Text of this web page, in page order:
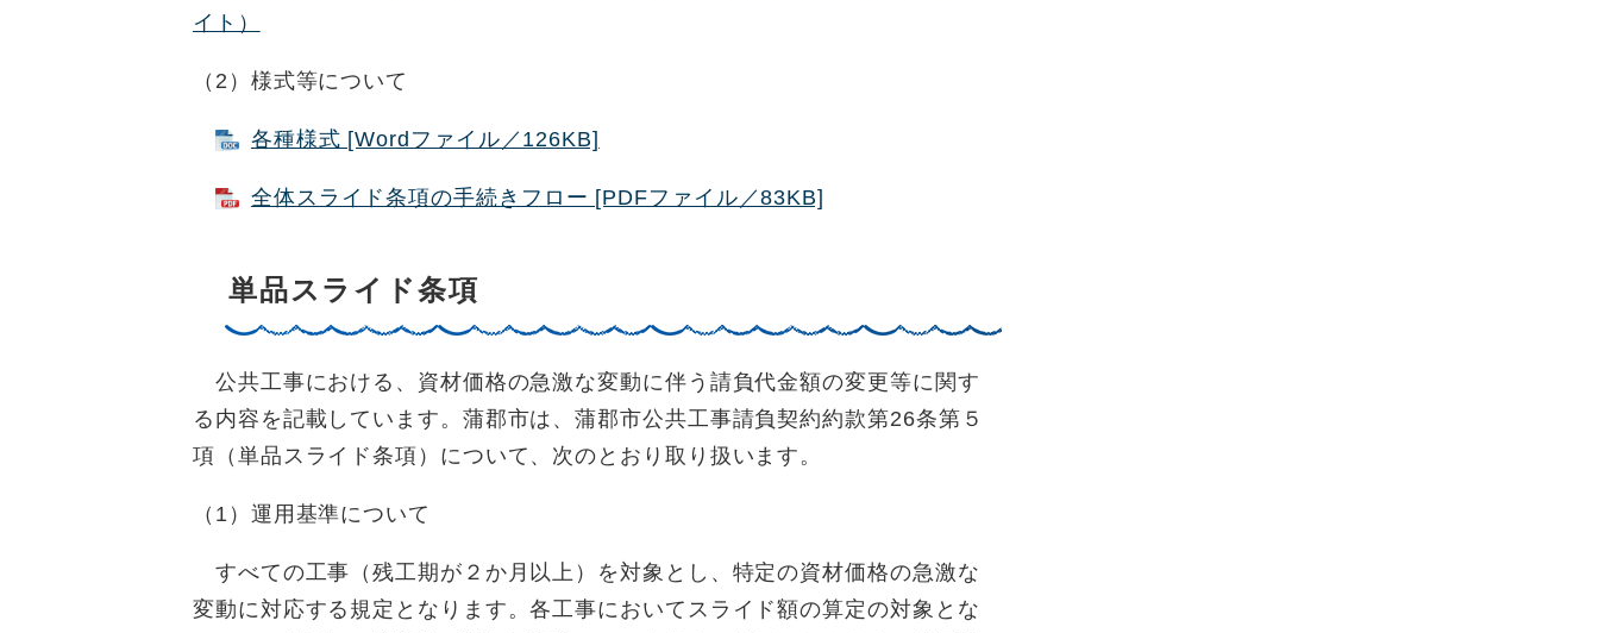
イト）
（2）様式等について
各種様式 [Wordファイル／126KB]
全体スライド条項の手続きフロー [PDFファイル／83KB]
単品スライド条項
公共工事における、資材価格の急激な変動に伴う請負代金額の変更等に関す
る内容を記載しています。蒲郡市は、蒲郡市公共工事請負契約約款第26条第５
項（単品スライド条項）について、次のとおり取り扱います。
（1）運用基準について
すべての工事（残工期が２か月以上）を対象とし、特定の資材価格の急激な
変動に対応する規定となります。各工事においてスライド額の算定の対象とな